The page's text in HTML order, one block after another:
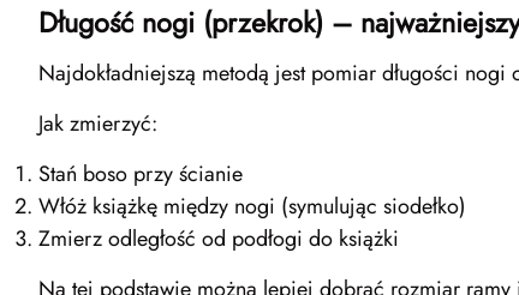
Długość nogi (przekrok) –
Najdokładniejszą metodą jest pomiar długości nogi
Jak zmierzyć:
Stań boso przy ścianie
Włóż książkę między nogi (symulując siodełko)
Zmierz odległość od podłogi do książki
Na tej podstawie można lepiej dobrać rozmiar ramy